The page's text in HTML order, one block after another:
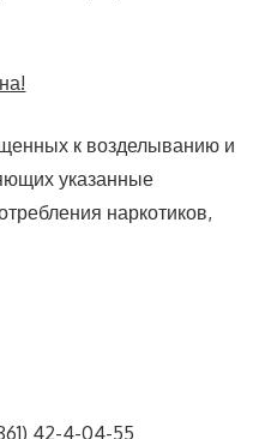
к возделыванию и
указанные
наркотиков,
42-4-04-55